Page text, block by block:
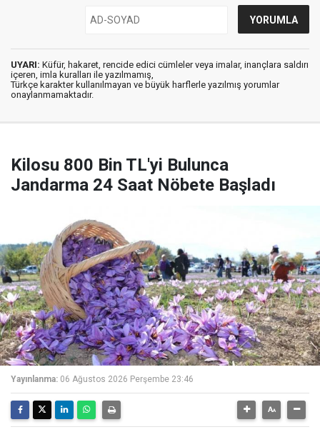
UYARI: Küfür, hakaret, rencide edici cümleler veya imalar, inançlara saldırı
içeren, imla kuralları ile yazılmamış,
Türkçe karakter kullanılmayan ve büyük harflerle yazılmış yorumlar
onaylanmamaktadır.
Kilosu 800 Bin TL'yi Bulunca
Jandarma 24 Saat Nöbete Başladı
Yayınlanma: 06 Ağustos 2026 Perşembe 23:46